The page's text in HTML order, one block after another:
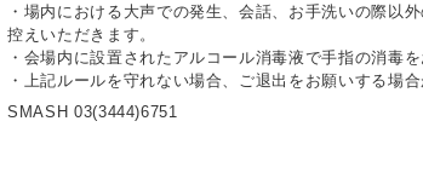
・場内における大声での発生、会話、お手洗いの際以
控えいただきます。
・会場内に設置されたアルコール消毒液で手指の消毒を
・上記ルールを守れない場合、ご退出をお願いする場合
SMASH 03(3444)6751